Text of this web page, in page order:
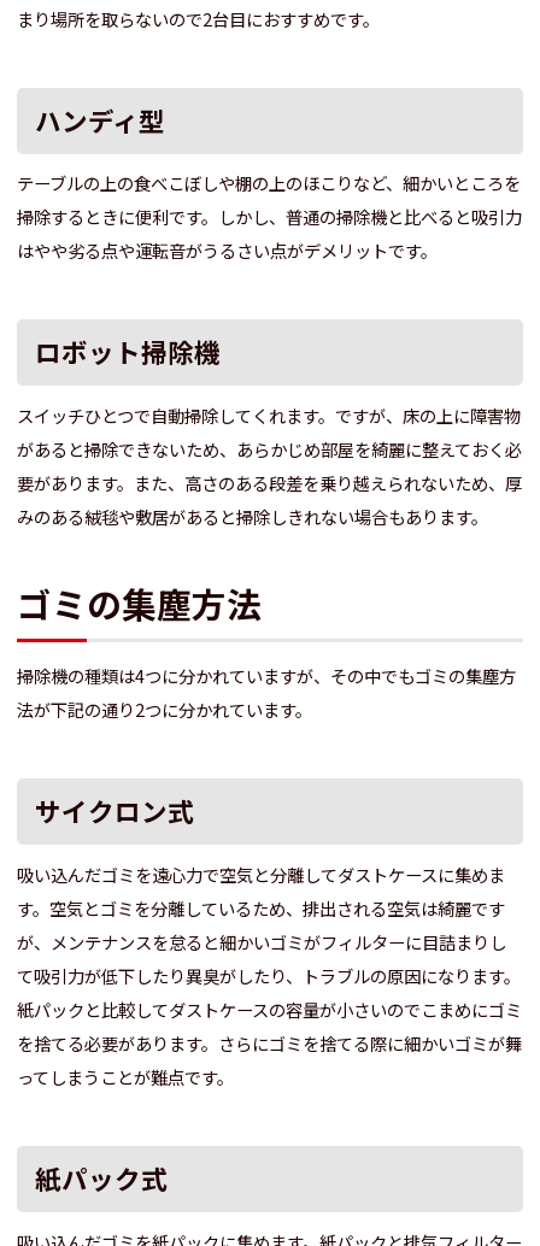
まり場所を取らないので2台目におすすめです。
ハンディ型
テーブルの上の食べこぼしや棚の上のほこりなど、細かいところを
掃除するときに便利です。しかし、普通の掃除機と比べると吸引力
はやや劣る点や運転音がうるさい点がデメリットです。
ロボット掃除機
スイッチひとつで自動掃除してくれます。ですが、床の上に障害物
があると掃除できないため、あらかじめ部屋を綺麗に整えておく必
要があります。また、高さのある段差を乗り越えられないため、厚
みのある絨毯や敷居があると掃除しきれない場合もあります。
ゴミの集塵方法
掃除機の種類は4つに分かれていますが、その中でもゴミの集塵方
法が下記の通り2つに分かれています。
サイクロン式
吸い込んだゴミを遠心力で空気と分離してダストケースに集めま
す。空気とゴミを分離しているため、排出される空気は綺麗です
が、メンテナンスを怠ると細かいゴミがフィルターに目詰まりし
て吸引力が低下したり異臭がしたり、トラブルの原因になります。
紙パックと比較してダストケースの容量が小さいのでこまめにゴミ
を捨てる必要があります。さらにゴミを捨てる際に細かいゴミが舞
ってしまうことが難点です。
紙パック式